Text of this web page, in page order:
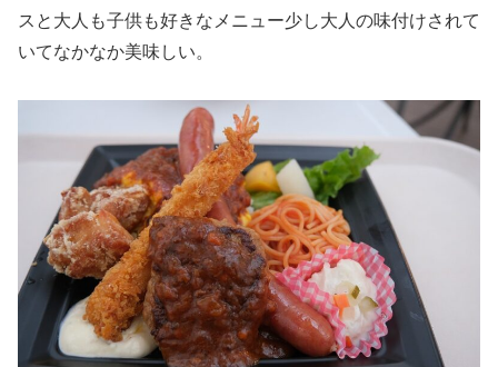
スと大人も子供も好きなメニュー少し大人の味付けされて
いてなかなか美味しい。